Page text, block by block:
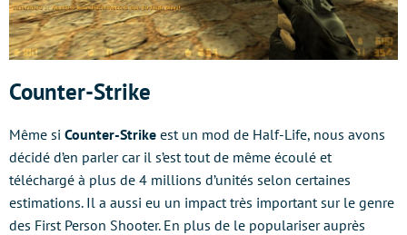
Counter-Strike
Même si Counter-Strike est un mod de Half-Life, nous avons
décidé d’en parler car il s’est tout de même écoulé et
téléchargé à plus de 4 millions d’unités selon certaines
estimations. Il a aussi eu un impact très important sur le genre
des First Person Shooter. En plus de le populariser auprès